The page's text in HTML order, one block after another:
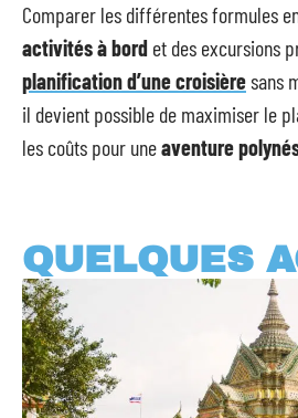
Comparer les différentes formules
activités à bord et des excursions
planification d’une croisièresans
il devient possible de maximiser le
les coûts pour uneaventure
QUELQUES